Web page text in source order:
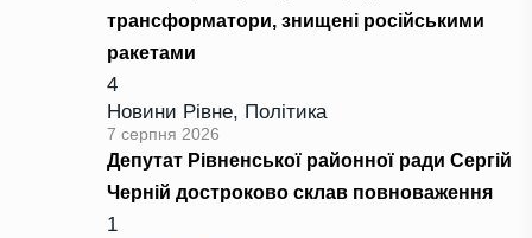
трансформатори, знищені російськими
ракетами
4
Новини Рівне, Політика
7 серпня 2026
Депутат Рівненської районної ради Сергій
Черній достроково склав повноваження
1